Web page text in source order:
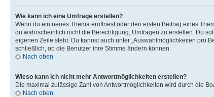
Wie kann ich eine Umfrage erstellen?
Wenn du ein neues Thema eröffnest oder den ersten Beitrag eines
du wahrscheinlich nicht die Berechtigung, Umfragen zu erstellen. Du
eigenen Zeile steht. Du kannst auch unter „Auswahlmöglichkeiten pro
schließlich, ob die Benutzer ihre Stimme ändern können.
Nach oben
Wieso kann ich nicht mehr Antwortmöglichkeiten erstellen?
Die maximal zulässige Zahl von Antwortmöglichkeiten wird durch die
Nach oben